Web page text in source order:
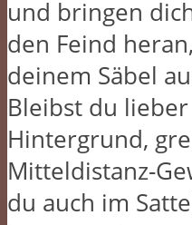
und bringen
den Feind
deinem Säbel
Bleibst du
Hintergrund,
Mitteldistanz-
du auch im